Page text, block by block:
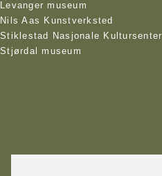
Levanger museum
Nils Aas Kunstverksted
Stiklestad Nasjonale Kultursenter
Stjørdal museum